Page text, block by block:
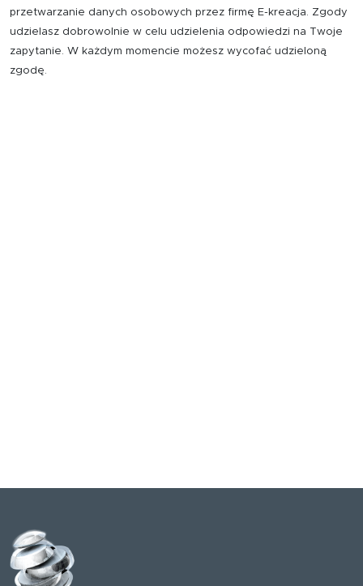
przetwarzanie danych osobowych przez firmę E-kreacja. Zgody
udzielasz dobrowolnie w celu udzielenia odpowiedzi na Twoje
zapytanie. W każdym momencie możesz wycofać udzieloną
zgodę.